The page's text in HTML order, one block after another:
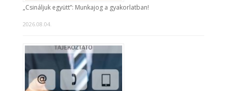
„Csináljuk együtt”: Munkajog a gyakorlatban!
2026.08.04.